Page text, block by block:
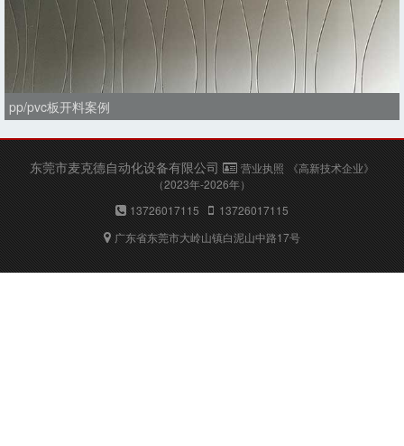
pp/pvc板开料案例
东莞市麦克德自动化设备有限公司 营业执照
《高新技术企业》
（2023年-2026年）
13726017115
13726017115
广东省东莞市大岭山镇白泥山中路17号